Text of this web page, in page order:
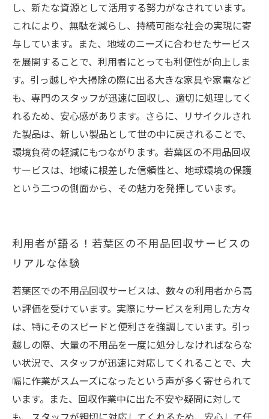
し、新たな資源として活用する努力がなされています。
これにより、無駄を減らし、持続可能な社会の実現に寄
与しています。また、地域のニーズに合わせたサービス
を展開することで、利用者にとっても利便性が向上しま
す。引っ越しや大掃除の際に出る大きな家具や家電など
も、専門のスタッフが迅速に回収し、適切に処理してく
れるため、安心感があります。さらに、リサイクルされ
た製品は、新しい製品として世の中に戻されることで、
環境負荷の軽減にもつながります。若葉区の不用品回収
サービスは、地域に根差した信頼性と、地球環境の保護
という二つの側面から、その魅力を発揮しています。
利用者が語る！若葉区の不用品回収サービスの
リアルな体験
若葉区での不用品回収サービスは、数々の利用者から高
い評価を受けています。実際にサービスを利用した方々
は、特にそのスピードと便利さを強調しています。引っ
越しの際、大量の不用品を一度に処分しなければならな
い状況で、スタッフが迅速に対応してくれることで、大
幅に作業がスムーズになったという声が多く寄せられて
います。また、回収作業中に出た不安や疑問に対して